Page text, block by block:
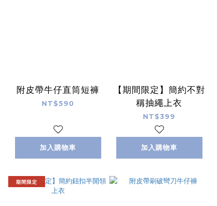
附皮帶牛仔直筒短褲
NT$590
加入購物車
【期間限定】簡約不對
稱抽繩上衣
NT$399
加入購物車
期間限定